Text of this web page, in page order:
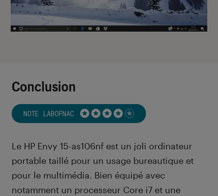
Conclusion
NOTE LABOFNAC Noté 4 étoiles sur 5
Le HP Envy 15-as106nf est un joli ordinateur
portable taillé pour un usage bureautique et
pour le multimédia. Bien équipé avec
notamment un processeur Core i7 et une